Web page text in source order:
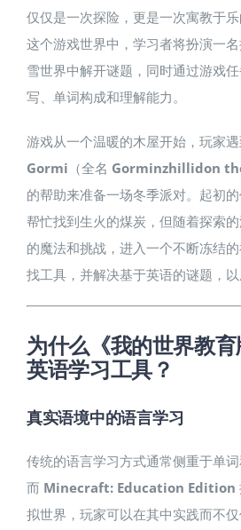
仅仅是一次探险，更是一次寓教于
这个游戏世界中，学习者将扮演一
雪世界中解开谜题，同时通过游戏
写、单词构成和理解能力。
游戏从一个温暖的木屋开始，玩家
Gormi （全名 Gorminzhillidon
的帮助来准备一场冬季派对。起初
帮忙找到生火的煤炭，但随着探索
的魔法和挑战，进入一个不断冻结
找工具，并解决基于英语的谜题，以
为什么《我的世界教
英语学习工具？
真实语境中的语言学习
传统的语言学习方式通常侧重于单
而 Minecraft: Education Edition
拟世界，玩家可以在其中实践而不